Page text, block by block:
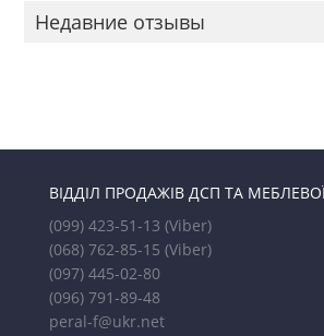
Недавние отзывы
ВІДДІЛ ПРОДАЖІВ ДСП ТА
(099) 423-51-13 (Viber)
(068) 762-85-15 (Viber)
(097) 445-02-80
(096) 791-89-48
peral-f@ukr.net